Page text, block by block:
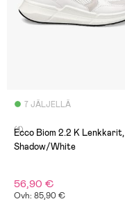
7 JÄLJELLÄ
(1)
Ecco Biom 2.2 K Lenkkarit,
Shadow/White
56,90 €
Ovh: 85,90 €